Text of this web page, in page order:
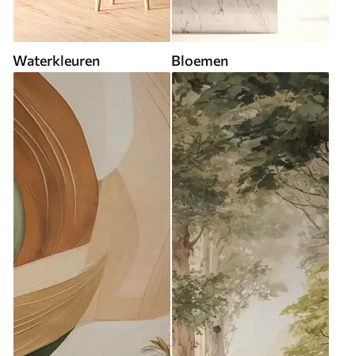
Waterkleuren Bloemen